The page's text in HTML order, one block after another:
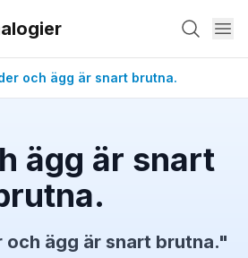
och ägg är snart brutna.
ägg är snart
och ägg är snart brutna."